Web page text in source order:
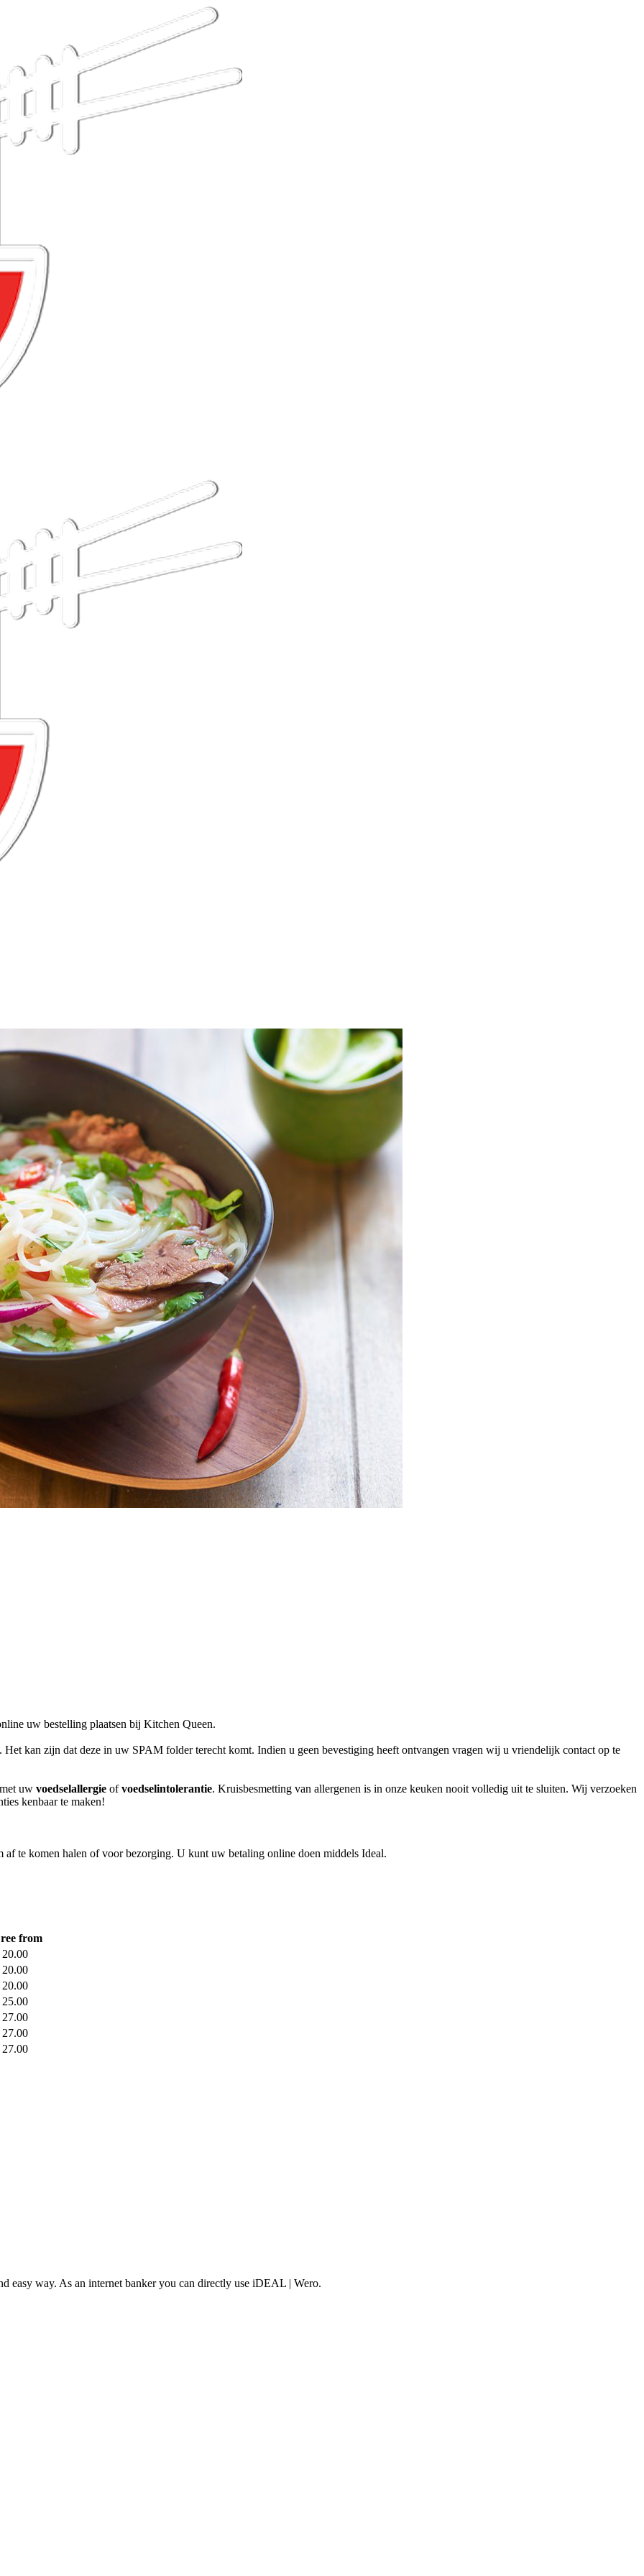
uw bestelling plaatsen bij Kitchen Queen.
kan zijn dat deze in uw SPAM folder terecht komt. Indien u geen bevestiging heeft ontvangen vragen wij u vriendelijk contact op te
uw voedselallergie ofvoedselintolerantie. Kruisbesmetting van allergenen is in onze keuken nooit volledig uit te sluiten. Wij verzoeken
kenbaar te maken!
te komen halen of voor bezorging. U kunt uw betaling online doen middels Ideal.
from
20.00
20.00
20.00
25.00
27.00
27.00
27.00
easy way. As an internet banker you can directly use iDEAL | Wero.